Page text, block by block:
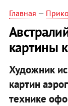
Главная —
картины
Художник
картин
технике